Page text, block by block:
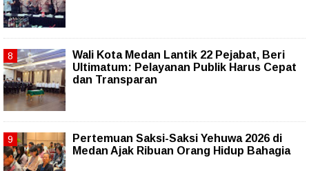
Wali Kota Medan Lantik 22 Pejabat, Beri
Ultimatum: Pelayanan Publik Harus Cepat
dan Transparan
Pertemuan Saksi-Saksi Yehuwa 2026 di
Medan Ajak Ribuan Orang Hidup Bahagia